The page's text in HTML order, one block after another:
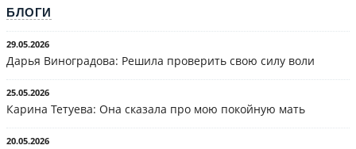
БЛОГИ
29.05.2026
Дарья Виноградова: Решила проверить свою силу воли
25.05.2026
Карина Тетуева: Она сказала про мою покойную мать
20.05.2026